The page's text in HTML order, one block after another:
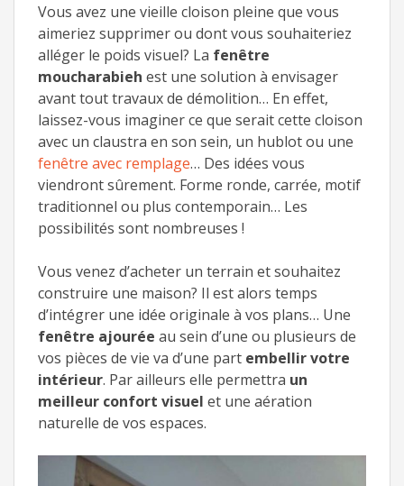
Vous avez une vieille cloison pleine que vous
aimeriez supprimer ou dont vous souhaiteriez
alléger le poids visuel? La fenêtre
moucharabieh est une solution à envisager
avant tout travaux de démolition… En effet,
laissez-vous imaginer ce que serait cette cloison
avec un claustra en son sein, un hublot ou une
fenêtre avec remplage… Des idées vous
viendront sûrement. Forme ronde, carrée, motif
traditionnel ou plus contemporain… Les
possibilités sont nombreuses !
Vous venez d’acheter un terrain et souhaitez
construire une maison? Il est alors temps
d’intégrer une idée originale à vos plans… Une
fenêtre ajourée au sein d’une ou plusieurs de
vos pièces de vie va d’une part embellir votre
intérieur. Par ailleurs elle permettra un
meilleur confort visuel et une aération
naturelle de vos espaces.